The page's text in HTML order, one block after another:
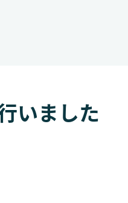
いました